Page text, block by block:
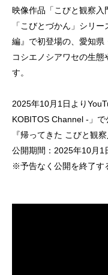
映像作品「こびと観察入
「こびとづかん」シリ
編』で初登場の、愛知県
コシエノシアワセの生
す。
2025年10月1日より
KOBITOS Channel -」で
『帰ってきた こびと観
公開期間：2025年10月1
※予告なく公開を終了す